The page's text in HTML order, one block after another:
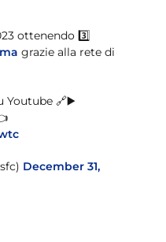
ottenendo 3️⃣
grazie alla rete di
Youtube 🔗▶️
December 31,